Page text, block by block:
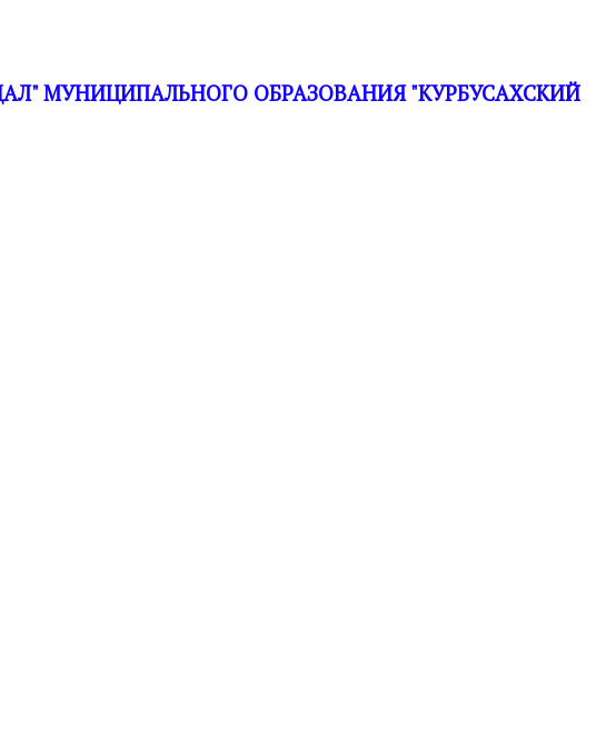
МУНИЦИПАЛЬНОГО ОБРАЗОВАНИЯ "КУРБУСАХСКИЙ